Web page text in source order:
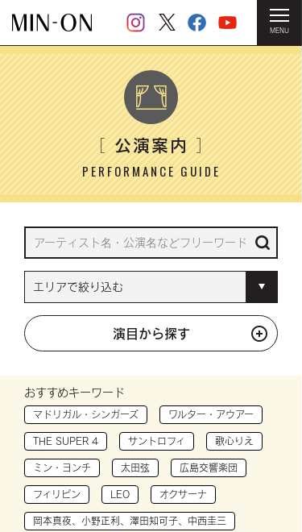
MENU
HOME ＞ 公演案内
［公演案内］
PERFORMANCE GUIDE
演目から探す
おすすめキーワード
マドリガル・シンガーズ ワルター・アウアー
THE SUPER 4 サントロフィ 歌心りえ
ミン・ヨンチ 太田弦 広島交響楽団
フィリピン LEO オクサーナ
岡本真夜、小野正利、澤田知可子、中西圭三